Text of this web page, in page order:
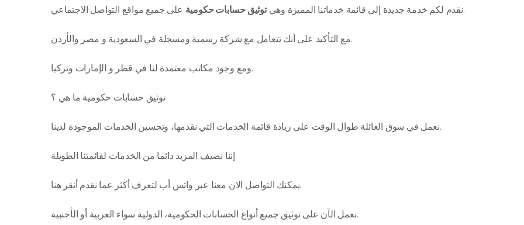
نقدم لكم خدمة جديدة إلى قائمة خدماتنا المميزة وهيتوثيق حسابات حكومية على جميع مواقع التواصل الاجتماعي.
مع التأكيد على أنك تتعامل مع شركة رسمية ومسجلة في السعودية و مصر والأردن.
ومع وجود مكاتب معتمدة لنا في قطر و الإمارات وتركيا.
توثيق حسابات حكومية ما هي ؟
نعمل في سوق العائلة طوال الوقت على زيادة قائمة الخدمات التي نقدمها، وتحسين الخدمات الموجودة لدينا.
إننا نضيف المزيد دائما من الخدمات لقائمتنا الطويلة.
يمكنك التواصل الان معنا عبر واتس أب لتعرف أكثر عما نقدم أنقر هنا.
نعمل الآن على توثيق جميع أنواع الحسابات الحكومية، الدولية سواء العربية أو الأجنبية.